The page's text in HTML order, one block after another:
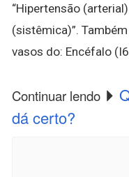
“Hipertensão
(sistêmica)”.
vasos do: Encéfalo
Continuar lendo
dá certo?